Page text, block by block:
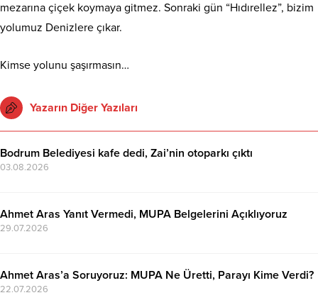
mezarına çiçek koymaya gitmez. Sonraki gün “Hıdırellez”, bizim
yolumuz Denizlere çıkar.
Kimse yolunu şaşırmasın…
Yazarın Diğer Yazıları
Bodrum Belediyesi kafe dedi, Zai’nin otoparkı çıktı
03.08.2026
Ahmet Aras Yanıt Vermedi, MUPA Belgelerini Açıklıyoruz
29.07.2026
Ahmet Aras’a Soruyoruz: MUPA Ne Üretti, Parayı Kime Verdi?
22.07.2026